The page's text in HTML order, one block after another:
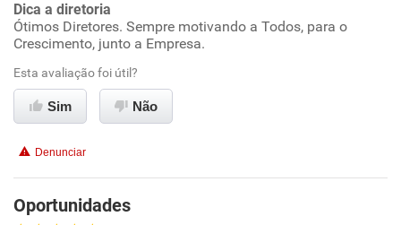
Recomenda esta empresa
Recomenda a diretoria
Dica a diretoria
Ótimos Diretores. Sempre motivando a Todos, para o
Crescimento, junto a Empresa.
Esta avaliação foi útil?
Sim Não
Denunciar
Oportunidades